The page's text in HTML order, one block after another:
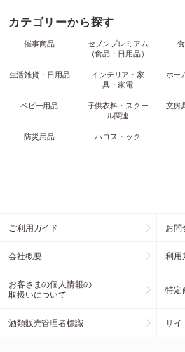
カテゴリーから探す
催事商品
セブンプレミアム
（食品・日用品）
生活雑貨・日用品
インテリア・家
具・家電
ホー
ベビー用品
子供衣料・スクー
ル関連
文房
防災用品 ハコストック
ご利用ガイド お問
会社概要 利用
お客さまの個人情報の
取扱いについて
特定
酒類販売管理者標識 サイ